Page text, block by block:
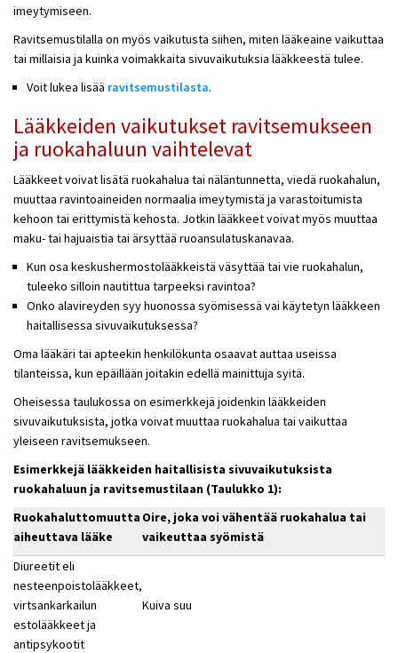
imeytymiseen.
Ravitsemustilalla on myös vaikutusta siihen, miten lääkeaine vaikuttaa
tai millaisia ja kuinka voimakkaita sivuvaikutuksia lääkkeestä tulee.
Voit lukea lisää ravitsemustilasta.
Lääkkeiden vaikutukset ravitsemukseen
ja ruokahaluun vaihtelevat
Lääkkeet voivat lisätä ruokahalua tai näläntunnetta, viedä ruokahalun,
muuttaa ravintoaineiden normaalia imeytymistä ja varastoitumista
kehoon tai erittymistä kehosta. Jotkin lääkkeet voivat myös muuttaa
maku- tai hajuaistia tai ärsyttää ruoansulatuskanavaa.
Kun osa keskushermostolääkkeistä väsyttää tai vie ruokahalun,
tuleeko silloin nautittua tarpeeksi ravintoa?
Onko alavireyden syy huonossa syömisessä vai käytetyn lääkkeen
haitallisessa sivuvaikutuksessa?
Oma lääkäri tai apteekin henkilökunta osaavat auttaa useissa
tilanteissa, kun epäillään joitakin edellä mainittuja syitä.
Oheisessa taulukossa on esimerkkejä joidenkin lääkkeiden
sivuvaikutuksista, jotka voivat muuttaa ruokahalua tai vaikuttaa
yleiseen ravitsemukseen.
Esimerkkejä lääkkeiden haitallisista sivuvaikutuksista
ruokahaluun ja ravitsemustilaan (Taulukko 1):
Ruokahaluttomuutta
aiheuttava lääke
Oire, joka voi vähentää ruokahalua tai
vaikeuttaa syömistä
Diureetit eli
nesteenpoistolääkkeet,
virtsankarkailun
estolääkkeet ja
antipsykootit
Kuiva suu